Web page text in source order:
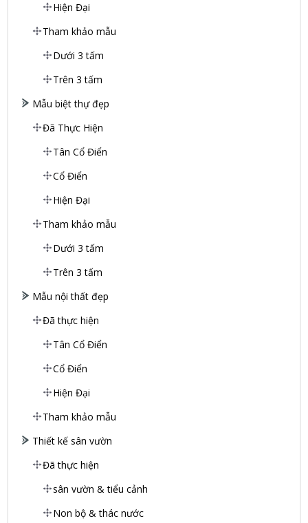
Hiện Đại
Tham khảo mẫu
Dưới 3 tấm
Trên 3 tấm
Mẫu biệt thự đẹp
Đã Thực Hiện
Tân Cổ Điển
Cổ Điển
Hiện Đại
Tham khảo mẫu
Dưới 3 tấm
Trên 3 tấm
Mẫu nội thất đẹp
Đã thực hiện
Tân Cổ Điển
Cổ Điển
Hiện Đại
Tham khảo mẫu
Thiết kế sân vườn
Đã thực hiện
sân vườn & tiểu cảnh
Non bộ & thác nước